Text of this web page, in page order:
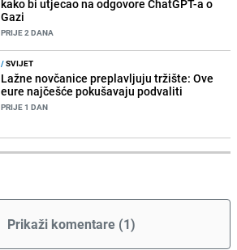
kako bi utjecao na odgovore ChatGPT-a o
Gazi
PRIJE 2 DANA
/SVIJET
Lažne novčanice preplavljuju tržište: Ove
eure najčešće pokušavaju podvaliti
PRIJE 1 DAN
Prikaži komentare (1)